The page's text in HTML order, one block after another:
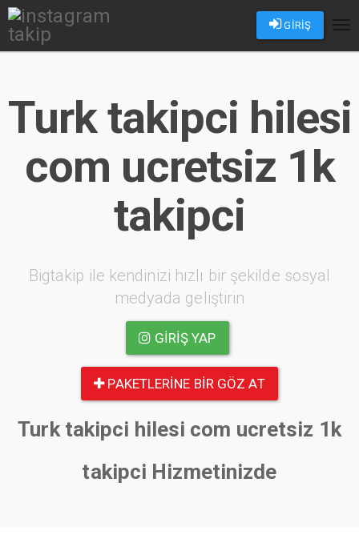
GİRİŞ
Turk takipci hilesi
com ucretsiz 1k
takipci
Bigtakip ile kendinizi hızlı bir şekilde sosyal
medyada geliştirin
GIRIŞ YAP
PAKETLERINE BIR GÖZ AT
Turk takipci hilesi com ucretsiz 1k
takipci Hizmetinizde